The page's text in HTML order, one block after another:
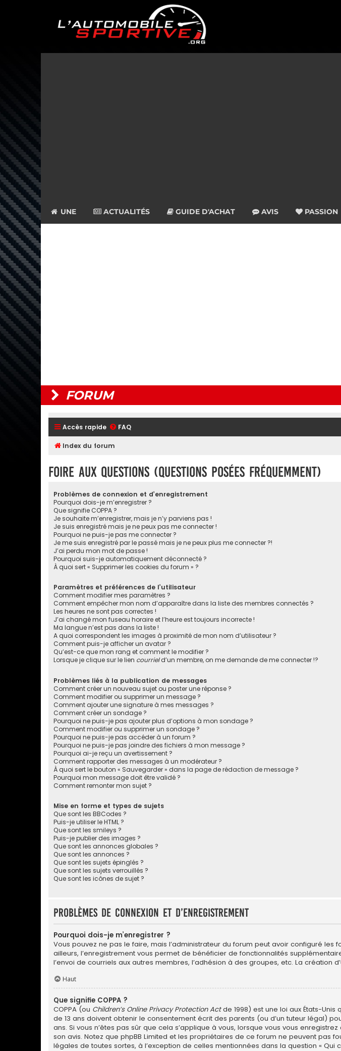
UNE ACTUALITÉS GUIDE D'ACHAT AVIS PASSION
FORUM
Accès rapide FAQ
Index du forum
Foire aux questions (Questions posées fréquemment)
Problèmes de connexion et d’enregistrement
Pourquoi dois-je m’enregistrer ?
Que signifie COPPA ?
Je souhaite m’enregistrer, mais je n’y parviens pas !
Je suis enregistré mais je ne peux pas me connecter !
Pourquoi ne puis-je pas me connecter ?
Je me suis enregistré par le passé mais je ne peux plus me connecter ?!
J’ai perdu mon mot de passe !
Pourquoi suis-je automatiquement déconnecté ?
À quoi sert « Supprimer les cookies du forum » ?
Paramètres et préférences de l’utilisateur
Comment modifier mes paramètres ?
Comment empêcher mon nom d’apparaître dans la liste des membres connectés ?
Les heures ne sont pas correctes !
J’ai changé mon fuseau horaire et l’heure est toujours incorrecte !
Ma langue n’est pas dans la liste !
A quoi correspondent les images à proximité de mon nom d’utilisateur ?
Comment puis-je afficher un avatar ?
Qu’est-ce que mon rang et comment le modifier ?
Lorsque je clique sur le lien courrield’un membre, on me demande de me connecter !?
Problèmes liés à la publication de messages
Comment créer un nouveau sujet ou poster une réponse ?
Comment modifier ou supprimer un message ?
Comment ajouter une signature à mes messages ?
Comment créer un sondage ?
Pourquoi ne puis-je pas ajouter plus d’options à mon sondage ?
Comment modifier ou supprimer un sondage ?
Pourquoi ne puis-je pas accéder à un forum ?
Pourquoi ne puis-je pas joindre des fichiers à mon message ?
Pourquoi ai-je reçu un avertissement ?
Comment rapporter des messages à un modérateur ?
À quoi sert le bouton « Sauvegarder » dans la page de rédaction de message ?
Pourquoi mon message doit être validé ?
Comment remonter mon sujet ?
Mise en forme et types de sujets
Que sont les BBCodes ?
Puis-je utiliser le HTML ?
Que sont les smileys ?
Puis-je publier des images ?
Que sont les annonces globales ?
Que sont les annonces ?
Que sont les sujets épinglés ?
Que sont les sujets verrouillés ?
Que sont les icônes de sujet ?
Problèmes de connexion et d’enregistrement
Pourquoi dois-je m’enregistrer ?
Vous pouvez ne pas le faire, mais l’administrateur du forum peut avoir configuré les
ailleurs, l’enregistrement vous permet de bénéficier de fonctionnalités
l’envoi de courriels aux autres membres, l’adhésion à des groupes, etc. La création
Haut
Que signifie COPPA ?
COPPA (ou Children’s Online Privacy Protection Actde 1998) est une loi aux États-
de 13 ans doivent obtenir le consentement écrit des parents (ou d’un tuteur légal)
ans. Si vous n’êtes pas sûr que cela s’applique à vous, lorsque vous vous
son avis. Notez que phpBB Limited et les propriétaires de ce forum ne peuvent pas
légales de toutes sortes, à l’exception de celles mentionnées dans la question «